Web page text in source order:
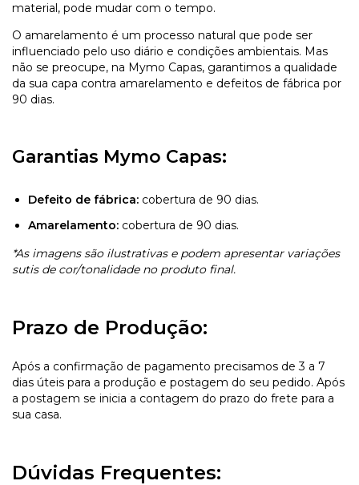
material, pode mudar com o tempo.
O amarelamento é um processo natural que pode ser
influenciado pelo uso diário e condições ambientais. Mas
não se preocupe, na Mymo Capas, garantimos a qualidade
da sua capa contra amarelamento e defeitos de fábrica por
90 dias.
Garantias Mymo Capas:
Defeito de fábrica: cobertura de 90 dias.
Amarelamento: cobertura de 90 dias.
*As imagens são ilustrativas e podem apresentar variações
sutis de cor/tonalidade no produto final.
Prazo de Produção:
Após a confirmação de pagamento precisamos de 3 a 7
dias úteis para a produção e postagem do seu pedido. Após
a postagem se inicia a contagem do prazo do frete para a
sua casa.
Dúvidas Frequentes: